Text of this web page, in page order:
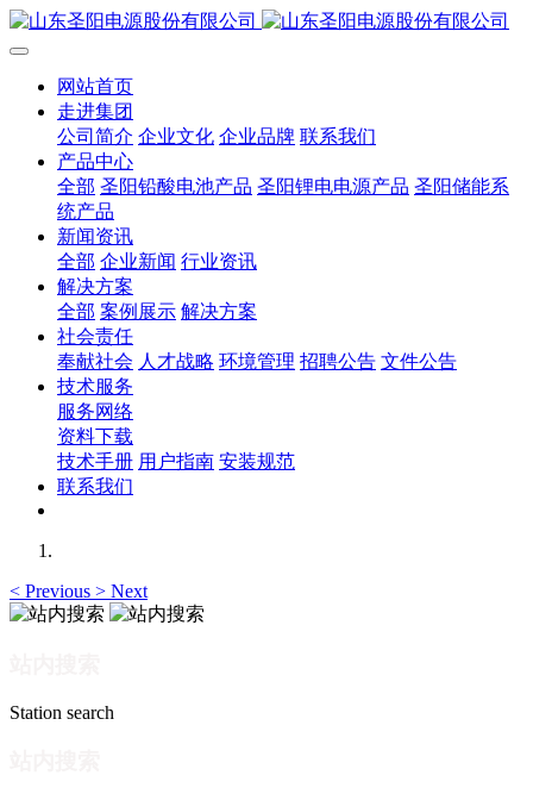
网站首页
走进集团
公司简介 企业文化 企业品牌 联系我们
产品中心
全部 圣阳铅酸电池产品 圣阳锂电电源产品 圣阳储能系
统产品
新闻资讯
全部 企业新闻 行业资讯
解决方案
全部 案例展示 解决方案
社会责任
奉献社会 人才战略 环境管理 招聘公告 文件公告
技术服务
服务网络
资料下载
技术手册 用户指南 安装规范
联系我们
< Previous > Next
Station search